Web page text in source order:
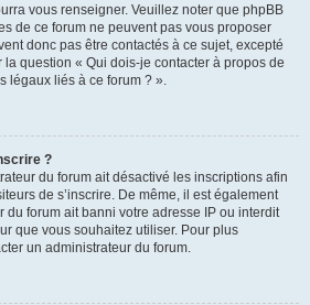
vous renseigner. Veuillez noter que phpBB
de ce forum ne peuvent pas vous proposer
donc pas être contactés à ce sujet, excepté
la question « Qui dois-je contacter à propos de
légaux liés à ce forum ? ».
?
du forum ait désactivé les inscriptions afin
de s’inscrire. De même, il est également
du forum ait banni votre adresse IP ou interdit
que vous souhaitez utiliser. Pour plus
un administrateur du forum.